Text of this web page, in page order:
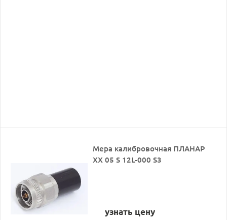
Мера калибровочная ПЛАНАР
ХХ 05 S 12L-000 S3
узнать цену